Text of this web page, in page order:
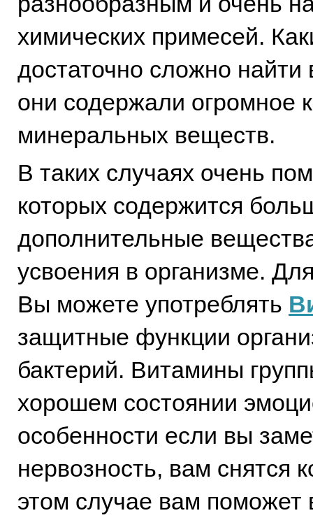
химических примесей.
достаточно сложно
они содержали огромное
минеральных веществ.
В таких случаях очень
которых содержится
дополнительные
усвоения в организме.
Вы можете употреблять
защитные функции
бактерий. Витамины
хорошем состоянии
особенности если вы
нервозность, вам снятся
этом случае вам